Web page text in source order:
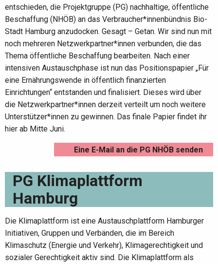
entschieden, die Projektgruppe (PG) nachhaltige, öffentliche
Beschaffung (NHÖB) an das Verbraucher*innenbündnis Bio-
Stadt Hamburg anzudocken. Gesagt – Getan. Wir sind nun mit
noch mehreren Netzwerkpartner*innen verbunden, die das
Thema öffentliche Beschaffung bearbeiten. Nach einer
intensiven Austauschphase ist nun das Positionspapier „Für
eine Ernährungswende in öffentlich finanzierten
Einrichtungen“ entstanden und finalisiert. Dieses wird über
die Netzwerkpartner*innen derzeit verteilt um noch weitere
Unterstützer*innen zu gewinnen. Das finale Papier findet ihr
hier ab Mitte Juni.
Eine E-Mail an die PG NHÖB senden
PG Klimaplattform
Hamburg
Die Klimaplattform ist eine Austauschplattform Hamburger
Initiativen, Gruppen und Verbänden, die im Bereich
Klimaschutz (Energie und Verkehr), Klimagerechtigkeit und
sozialer Gerechtigkeit aktiv sind. Die Klimaplattform als